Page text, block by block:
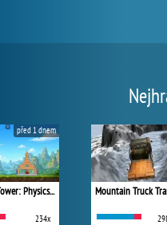
One Shot Tower: Physics Destroyer
234x
před 1 dnem
Mountain Truck